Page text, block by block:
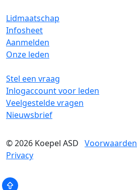
Lidmaatschap
Infosheet
Aanmelden
Onze leden
Stel een vraag
Inlogaccount voor leden
Veelgestelde vragen
Nieuwsbrief
© 2026 Koepel ASD Voorwaarden
Privacy